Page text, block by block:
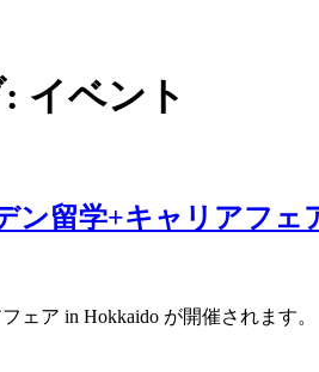
イベント
ン留学+キャリアフェ
ェア in Hokkaido が開催されま